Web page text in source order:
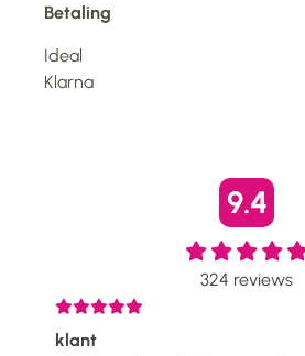
Betaling
Ideal
Klarna
9.4
324 reviews
klant